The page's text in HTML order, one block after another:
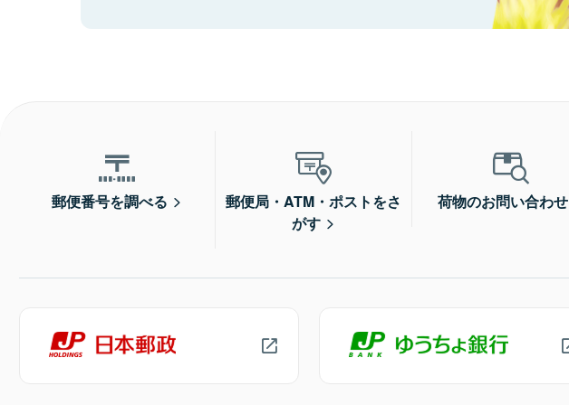
郵便番号を調べる
郵便局・ATM・ポストをさ
がす
荷物のお問い合わせ